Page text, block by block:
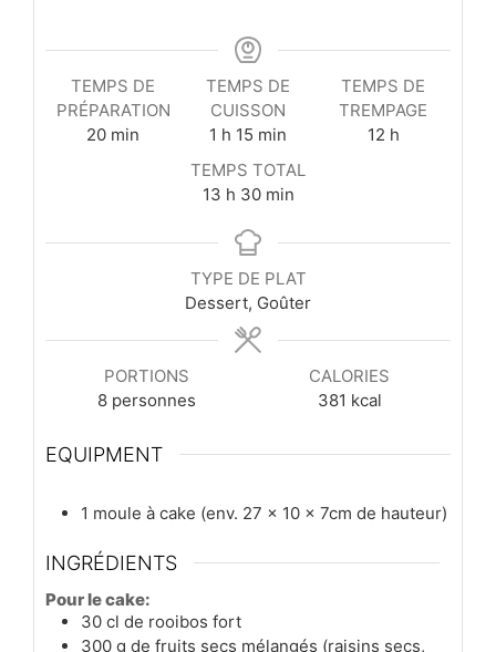
TEMPS DE
PRÉPARATION
20minutes
min
TEMPS DE
CUISSON
1 heure
h 15 minutes
min
TEMPS DE
TREMPAGE
12heures
h
TEMPS TOTAL
13heures
h 30minutes
min
TYPE DE PLAT
Dessert, Goûter
PORTIONS
8 personnes
CALORIES
381 kcal
EQUIPMENT
1 moule à cake (env. 27 x 10 x 7cm de hauteur)
INGRÉDIENTS
Pour le cake:
30 cl de rooibos fort
300 g de fruits secs mélangés (raisins secs,